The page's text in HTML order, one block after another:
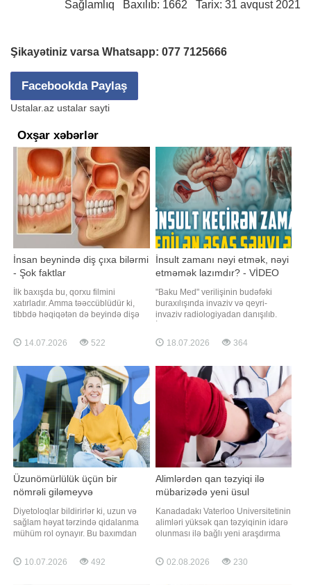
Sağlamlıq Baxılıb: 1662 Tarix: 31 avqust 2021
Şikayətiniz varsa Whatsapp: 077 7125666
Facebookda Paylaş
Ustalar.az ustalar sayti
Oxşar xəbərlər
İnsan beynində diş çıxa bilərmi
- Şok faktlar
İlk baxışda bu, qorxu filmini
xatırladır. Amma təəccüblüdür ki,
tibbdə həqiqətən də beyində dişə
çox nadir hallar təsvir olunub.
BİG.AZ -a istinadən xəbər verir ki,
Bunun səbəbi adətən teratoma
adlanan çox nadir bir şiş növüdür.
Teratomala
14.07.2026 522
İnsult zamanı nəyi etmək, nəyi
etməmək lazımdır? - VİDEO
"Baku Med" verilişinin budəfəki
buraxılışında invaziv və qeyri-
invaziv radiologiyadan danışılıb.
verir?. Gənclərdə insultun səbəbləri
nələrdir?. Onun ilkin əlamətləri
yardım necə göstərilməlidir?.
İnsanların insult zamanı ə
18.07.2026 364
Üzunömürlülük üçün bir
nömrəli giləmeyvə
Diyetoloqlar bildirirlər ki, uzun və
sağlam həyat tərzində qidalanma
mühüm rol oynayır. Bu baxımdan
dəyişikliklərdən qorumağa kömək
edə biləcək antioksidantlar, liflər və
10.07.2026 492
Alimlərdən qan təzyiqi ilə
mübarizədə yeni üsul
Kanadadakı Vaterloo Universitetinin
alimləri yüksək qan təzyiqinin idarə
olunması ilə bağlı yeni araşdırma
nəticələrinə görə, yalnız duzun
(natriumun) qəbulunu azaltmaq
02.08.2026 230